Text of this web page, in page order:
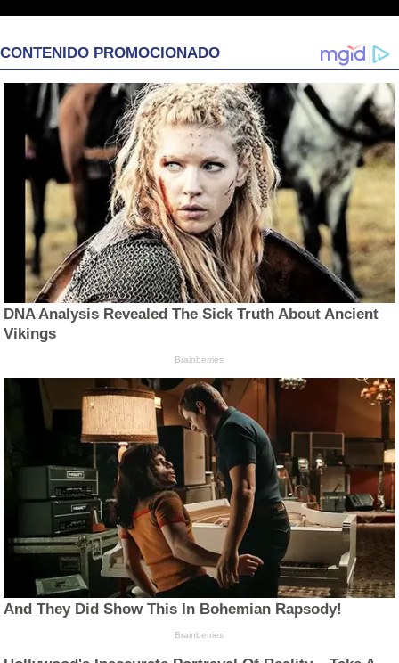
CONTENIDO PROMOCIONADO
DNA Analysis Revealed The Sick Truth About Ancient
Vikings
Brainberries
And They Did Show This In Bohemian Rapsody!
Brainberries